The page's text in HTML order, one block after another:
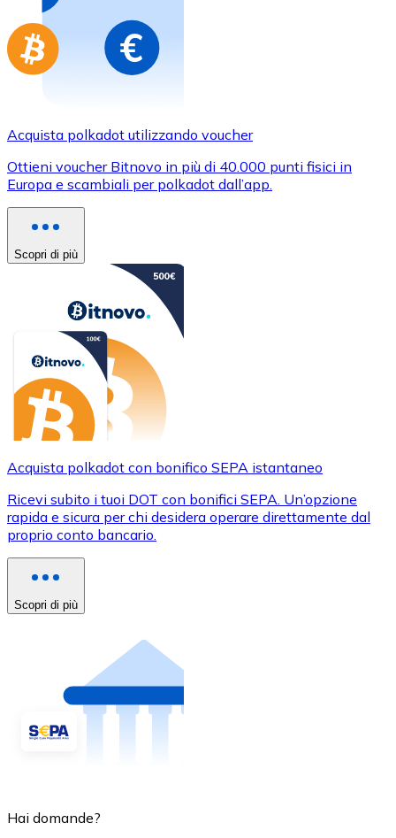
Vai al negozio di carte regalo
Acquista polkadot utilizzando voucher
Ottieni voucher Bitnovo in più di 40.000 punti fisici in
Europa e scambiali per polkadot dall’app.
Scopri di più
Acquista polkadot con bonifico SEPA istantaneo
Ricevi subito i tuoi DOT con bonifici SEPA. Un’opzione
rapida e sicura per chi desidera operare direttamente dal
proprio conto bancario.
Scopri di più
Hai domande?